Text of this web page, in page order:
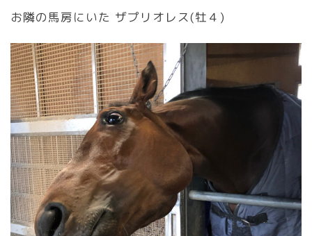
お隣の馬房にいた ザプリオレス(牡４)